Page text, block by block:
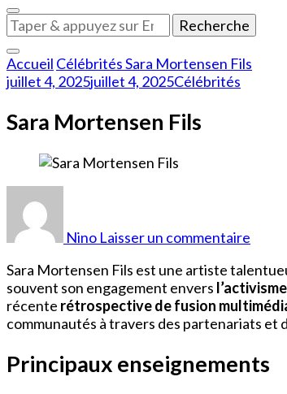
Vous
recherchiez
quelque
chose
?
Accueil CélébritésSara Mortensen Fils
juillet 4, 2025juillet 4, 2025Célébrités
Sara Mortensen Fils
Nino Laisser un commentaire
Fils
Sara Mortensen Fils est une artiste
souvent son engagement envers
récente rétrospective de fusion
communautés à travers des partenariats et
Principaux enseignements